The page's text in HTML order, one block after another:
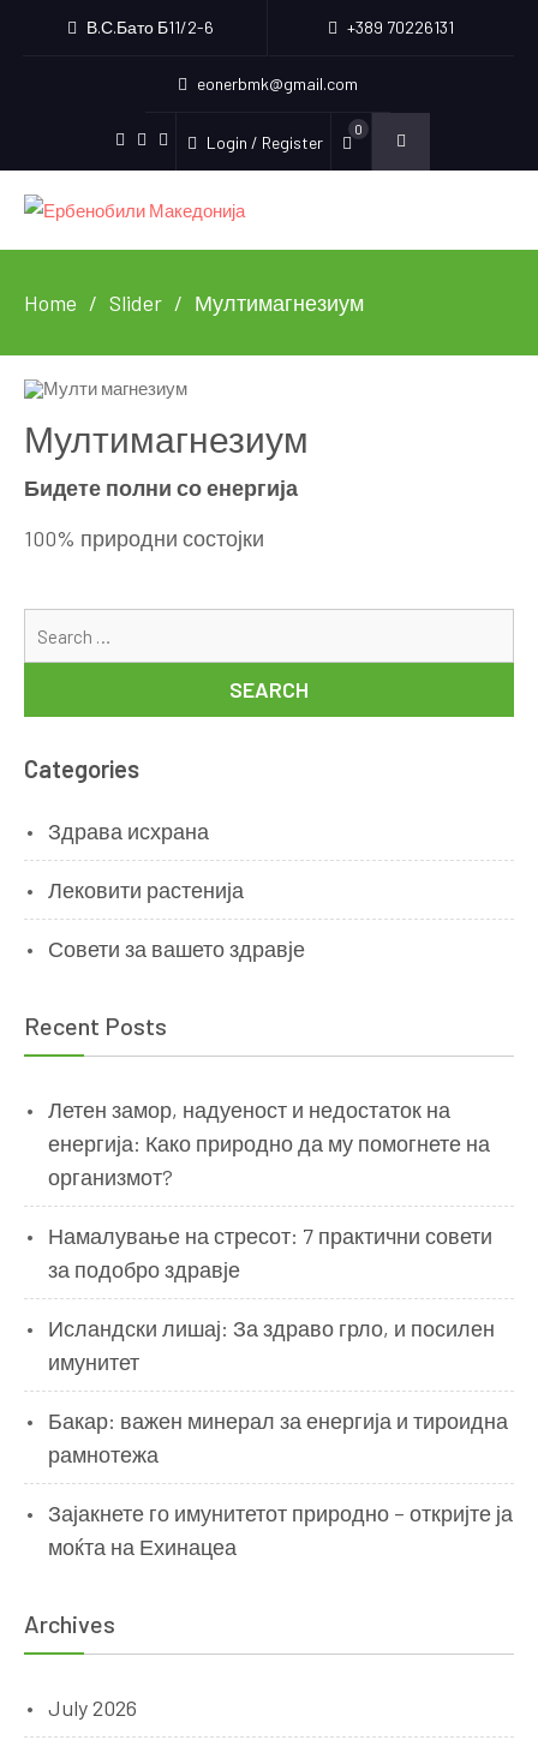
В.С.Бато Б11/2-6 +389 70226131
eonerbmk@gmail.com
Instagram
Youtube
Login / Register
0
Home Slider Мултимагнезиум
Мултимагнезиум
Бидете полни со енергија
100% природни состојки
Categories
Здрава исхрана
Лековити растенија
Совети за вашето здравје
Recent Posts
Летен замор, надуеност и недостаток на
енергија: Како природно да му помогнете на
организмот?
Намалување на стресот: 7 практични совети
за подобро здравје
Исландски лишај: За здраво грло, и посилен
имунитет
Бакар: важен минерал за енергија и тироидна
рамнотежа
Зајакнете го имунитетот природно – откријте ја
моќта на Ехинацеа
Archives
July 2026